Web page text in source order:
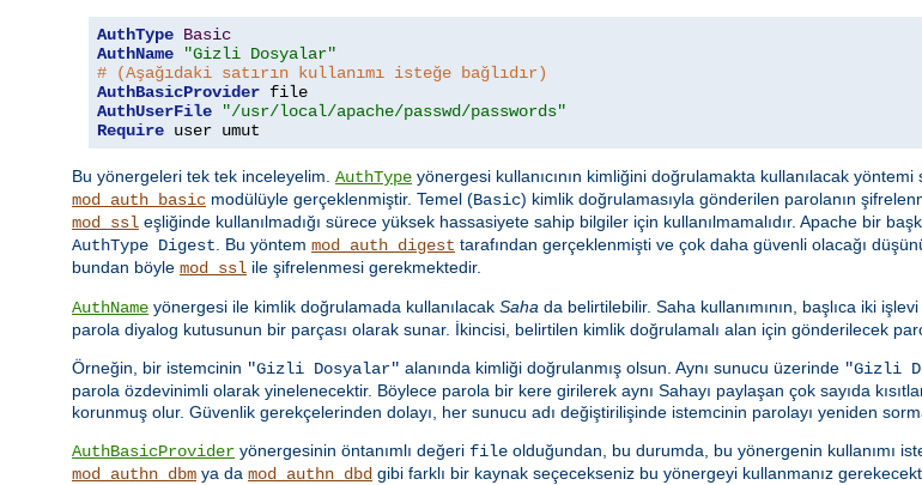
AuthType Basic
AuthName
"Gizli Dosyalar"
# (Aşağıdaki satırın kullanımı isteğe bağlıdır)
AuthBasicProvider
AuthUserFile
"/usr/local/apache/passwd/passwords"
Require user umut
Bu yönergeleri tek tek inceleyelim. AuthType yönergesi kullanıcının kimliğini doğrulamakta kullanılacak
mod_auth_basic modülüyle gerçeklenmiştir. Temel (Basic) kimlik doğrulamasıyla gönderilen parolanın
mod_ssl eşliğinde kullanılmadığı sürece yüksek hassasiyete sahip bilgiler için kullanılmamalıdır. Apache bir
AuthType Digest . Bu yöntem mod_auth_digest tarafından gerçeklenmişti ve çok daha güvenli olacağı
bundan böyle mod_ssl ile şifrelenmesi gerekmektedir.
AuthName yönergesi ile kimlik doğrulamada kullanılacak Saha da belirtilebilir. Saha kullanımının, başlıca iki
parola diyalog kutusunun bir parçası olarak sunar. İkincisi, belirtilen kimlik doğrulamalı alan için gönderilecek
Örneğin, bir istemcinin "Gizli Dosyalar" alanında kimliği doğrulanmış olsun. Aynı sunucu üzerinde "Gizli
parola özdevinimli olarak yinelenecektir. Böylece parola bir kere girilerek aynı Sahayı paylaşan çok sayıda
korunmuş olur. Güvenlik gerekçelerinden dolayı, her sunucu adı değiştirilişinde istemcinin parolayı yeniden
AuthBasicProvider yönergesinin öntanımlı değeri file olduğundan, bu durumda, bu yönergenin kullanımı
mod_authn_dbm ya da mod_authn_dbd gibi farklı bir kaynak seçecekseniz bu yönergeyi kullanmanız